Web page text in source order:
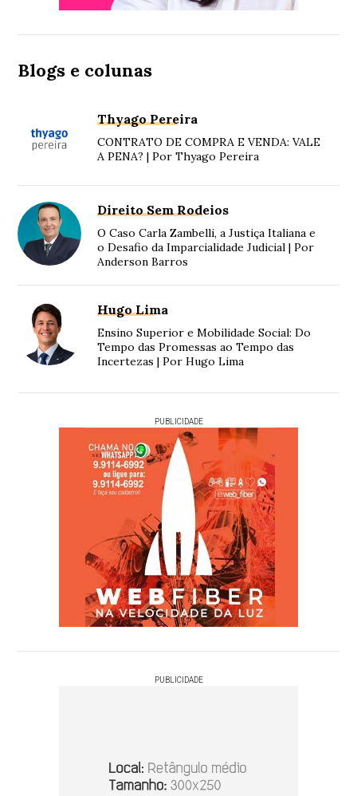
Blogs e colunas
Thyago Pereira
CONTRATO DE COMPRA E VENDA: VALE
A PENA? | Por Thyago Pereira
Direito Sem Rodeios
O Caso Carla Zambelli, a Justiça Italiana e
o Desafio da Imparcialidade Judicial | Por
Anderson Barros
Hugo Lima
Ensino Superior e Mobilidade Social: Do
Tempo das Promessas ao Tempo das
Incertezas | Por Hugo Lima
PUBLICIDADE
PUBLICIDADE